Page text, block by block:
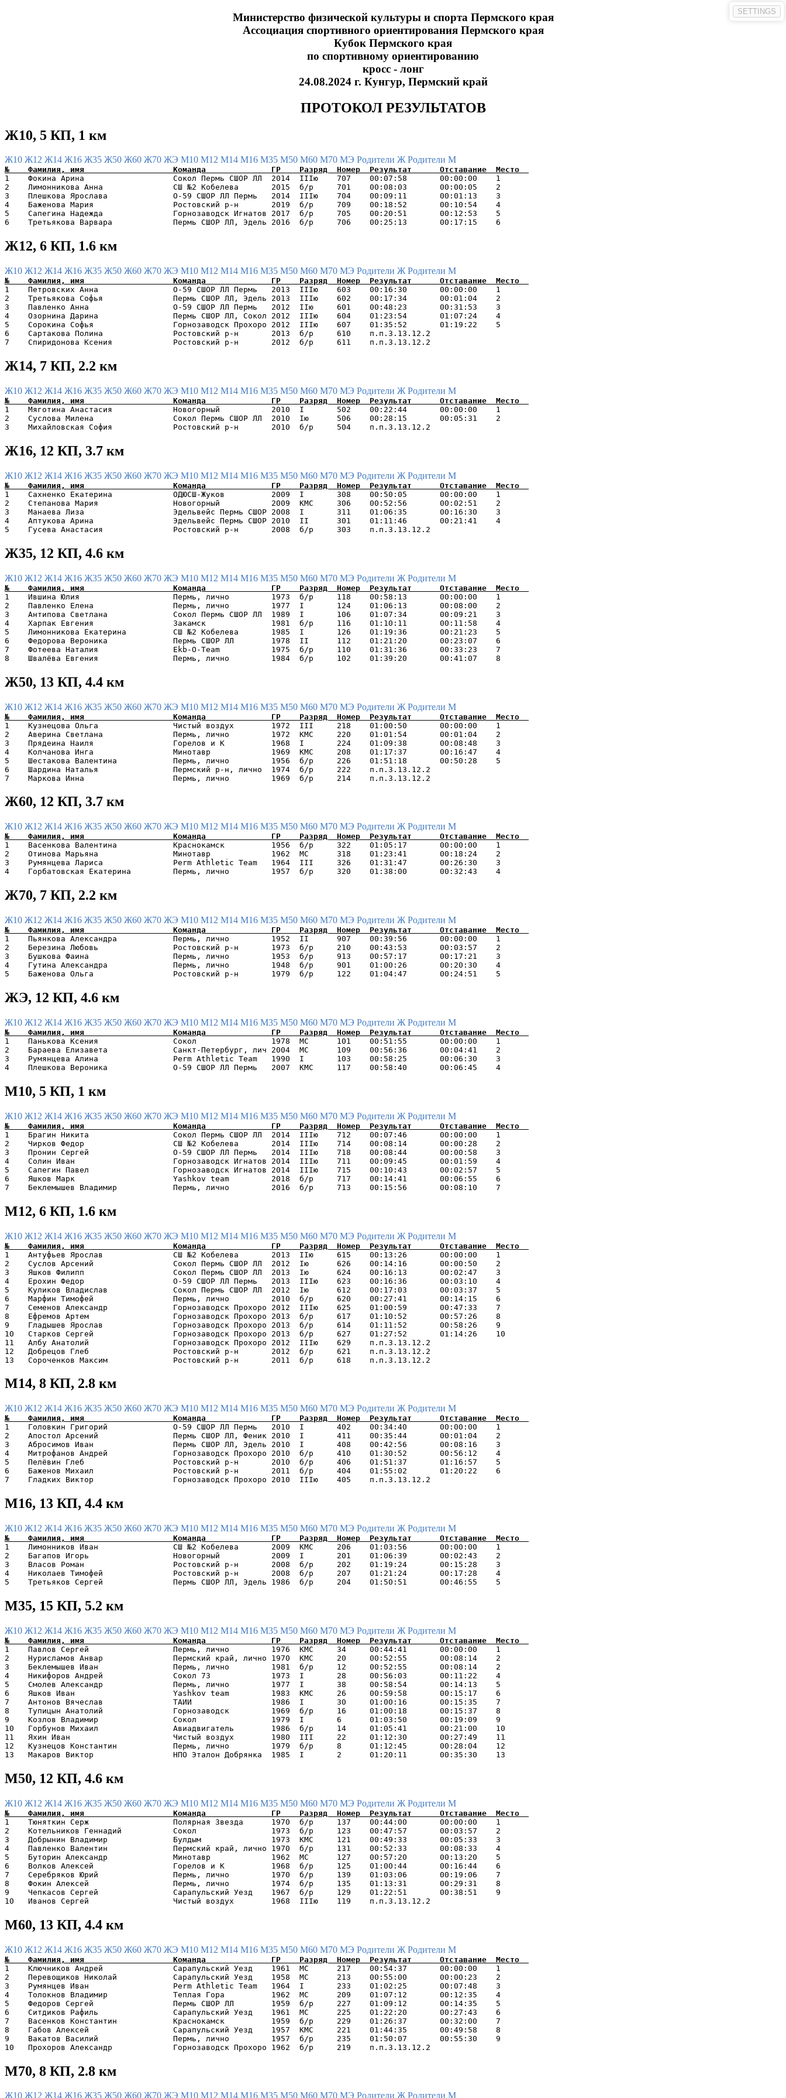
Министерство физической культуры и спорта Пермского края
Ассоциация спортивного ориентирования Пермского края
Кубок Пермского края
по спортивному ориентированию
кросс - лонг
24.08.2024 г. Кунгур, Пермский край
ПРОТОКОЛ РЕЗУЛЬТАТОВ
Ж10, 5 КП, 1 км
Ж10 Ж12 Ж14 Ж16 Ж35 Ж50 Ж60 Ж70 ЖЭ М10 М12 М14 М16 М35 М50 М60 М70 МЭ Родители ЖРодители М
1    Фокина Арина                   Сокол Пермь СШОР ЛЛ  2014  IIIю    707    00:07:58       00:00:00    1
2    Лимонникова Анна               СШ №2 Кобелева       2015  б/р     701    00:08:03       00:00:05    2
3    Плешкова Ярослава              O-59 СШОР ЛЛ Пермь   2014  IIIю    704    00:09:11       00:01:13    3
4    Баженова Мария                 Ростовский р-н       2019  б/р     709    00:18:52       00:10:54    4
5    Сапегина Надежда               Горнозаводск Игнатов 2017  б/р     705    00:20:51       00:12:53    5
Ж12, 6 КП, 1.6 км
Ж10 Ж12 Ж14 Ж16 Ж35 Ж50 Ж60 Ж70 ЖЭ М10 М12 М14 М16 М35 М50 М60 М70 МЭ Родители Ж Родители М
1    Петровских Анна                O-59 СШОР ЛЛ Пермь   2013  IIIю    603    00:16:30       00:00:00    1
2    Третьякова Софья               Пермь СШОР ЛЛ, Эдель 2013  IIIю    602    00:17:34       00:01:04    2
3    Павленко Анна                  O-59 СШОР ЛЛ Пермь   2012  IIю     601    00:48:23       00:31:53    3
4    Озорнина Дарина                Пермь СШОР ЛЛ, Сокол 2012  IIIю    604    01:23:54       01:07:24    4
5    Сорокина Софья                 Горнозаводск Прохоро 2012  IIIю    607    01:35:52       01:19:22    5
6    Сартакова Полина               Ростовский р-н       2013  б/р     610    п.п.3.13.12.2
Ж14, 7 КП, 2.2 км
Ж10 Ж12 Ж14 Ж16 Ж35 Ж50 Ж60 Ж70 ЖЭ М10 М12 М14 М16 М35 М50 М60 М70 МЭ Родители Ж Родители М
1    Мяготина Анастасия             Новогорный           2010  I       502    00:22:44       00:00:00    1
2    Суслова Милена                 Сокол Пермь СШОР ЛЛ  2010  Iю      506    00:28:15       00:05:31    2
Ж16, 12 КП, 3.7 км
Ж10 Ж12 Ж14 Ж16 Ж35 Ж50 Ж60 Ж70 ЖЭ М10 М12 М14 М16 М35 М50 М60 М70 МЭ Родители Ж Родители М
1    Сахненко Екатерина             ОДЮСШ-Жуков          2009  I       308    00:50:05       00:00:00    1
2    Степанова Мария                Новогорный           2009  КМС     306    00:52:56       00:02:51    2
3    Манаева Лиза                   Эдельвейс Пермь СШОР 2008  I       311    01:06:35       00:16:30    3
4    Аптукова Арина                 Эдельвейс Пермь СШОР 2010  II      301    01:11:46       00:21:41    4
Ж35, 12 КП, 4.6 км
Ж10 Ж12 Ж14 Ж16 Ж35 Ж50 Ж60 Ж70 ЖЭ М10 М12 М14 М16 М35 М50 М60 М70 МЭ Родители Ж Родители М
1    Ившина Юлия                    Пермь, лично         1973  б/р     118    00:58:13       00:00:00    1
2    Павленко Елена                 Пермь, лично         1977  I       124    01:06:13       00:08:00    2
3    Антипова Светлана              Сокол Пермь СШОР ЛЛ  1989  I       106    01:07:34       00:09:21    3
4    Харпак Евгения                 Закамск              1981  б/р     116    01:10:11       00:11:58    4
5    Лимонникова Екатерина          СШ №2 Кобелева       1985  I       126    01:19:36       00:21:23    5
6    Федорова Вероника              Пермь СШОР ЛЛ        1978  II      112    01:21:20       00:23:07    6
7    Фотеева Наталия                Ekb-O-Team           1975  б/р     110    01:31:36       00:33:23    7
Ж50, 13 КП, 4.4 км
Ж10 Ж12 Ж14 Ж16 Ж35 Ж50 Ж60 Ж70 ЖЭ М10 М12 М14 М16 М35 М50 М60 М70 МЭ Родители Ж Родители М
1    Кузнецова Ольга                Чистый воздух        1972  III     218    01:00:50       00:00:00    1
2    Аверина Светлана               Пермь, лично         1972  КМС     220    01:01:54       00:01:04    2
3    Прядеина Наиля                 Горелов и К          1968  I       224    01:09:38       00:08:48    3
4    Колчанова Инга                 Минотавр             1969  КМС     208    01:17:37       00:16:47    4
5    Шестакова Валентина            Пермь, лично         1956  б/р     226    01:51:18       00:50:28    5
6    Шардина Наталья                Пермский р-н, лично  1974  б/р     222    п.п.3.13.12.2
Ж60, 12 КП, 3.7 км
Ж10 Ж12 Ж14 Ж16 Ж35 Ж50 Ж60 Ж70 ЖЭ М10 М12 М14 М16 М35 М50 М60 М70 МЭ Родители Ж Родители М
1    Васенкова Валентина            Краснокамск          1956  б/р     322    01:05:17       00:00:00    1
2    Отинова Марьяна                Минотавр             1962  МС      318    01:23:41       00:18:24    2
3    Румянцева Лариса               Perm Athletic Team   1964  III     326    01:31:47       00:26:30    3
Ж70, 7 КП, 2.2 км
Ж10 Ж12 Ж14 Ж16 Ж35 Ж50 Ж60 Ж70 ЖЭ М10 М12 М14 М16 М35 М50 М60 М70 МЭ Родители Ж Родители М
1    Пьянкова Александра            Пермь, лично         1952  II      907    00:39:56       00:00:00    1
2    Березина Любовь                Ростовский р-н       1973  б/р     210    00:43:53       00:03:57    2
3    Бушкова Фаина                  Пермь, лично         1953  б/р     913    00:57:17       00:17:21    3
4    Гутина Александра              Пермь, лично         1948  б/р     901    01:00:26       00:20:30    4
ЖЭ, 12 КП, 4.6 км
Ж10 Ж12 Ж14 Ж16 Ж35 Ж50 Ж60 Ж70 ЖЭ М10 М12 М14 М16 М35 М50 М60 М70 МЭ Родители Ж Родители М
1    Панькова Ксения                Сокол                1978  МС      101    00:51:55       00:00:00    1
2    Бараева Елизавета              Санкт-Петербург, лич 2004  МС      109    00:56:36       00:04:41    2
3    Румянцева Алина                Perm Athletic Team   1990  I       103    00:58:25       00:06:30    3
М10, 5 КП, 1 км
Ж10 Ж12 Ж14 Ж16 Ж35 Ж50 Ж60 Ж70 ЖЭ М10 М12 М14 М16 М35 М50 М60 М70 МЭ Родители Ж Родители М
1    Брагин Никита                  Сокол Пермь СШОР ЛЛ  2014  IIIю    712    00:07:46       00:00:00    1
2    Чирков Федор                   СШ №2 Кобелева       2014  IIIю    714    00:08:14       00:00:28    2
3    Пронин Сергей                  O-59 СШОР ЛЛ Пермь   2014  IIIю    718    00:08:44       00:00:58    3
4    Солин Иван                     Горнозаводск Игнатов 2014  IIIю    711    00:09:45       00:01:59    4
5    Сапегин Павел                  Горнозаводск Игнатов 2014  IIIю    715    00:10:43       00:02:57    5
6    Яшков Марк                     Yashkov team         2018  б/р     717    00:14:41       00:06:55    6
М12, 6 КП, 1.6 км
Ж10 Ж12 Ж14 Ж16 Ж35 Ж50 Ж60 Ж70 ЖЭ М10 М12 М14 М16 М35 М50 М60 М70 МЭ Родители Ж Родители М
1    Антуфьев Ярослав               СШ №2 Кобелева       2013  IIю     615    00:13:26       00:00:00    1
2    Суслов Арсений                 Сокол Пермь СШОР ЛЛ  2012  Iю      626    00:14:16       00:00:50    2
3    Яшков Филипп                   Сокол Пермь СШОР ЛЛ  2013  Iю      624    00:16:13       00:02:47    3
4    Ерохин Федор                   O-59 СШОР ЛЛ Пермь   2013  IIIю    623    00:16:36       00:03:10    4
5    Куликов Владислав              Сокол Пермь СШОР ЛЛ  2012  Iю      612    00:17:03       00:03:37    5
6    Марфин Тимофей                 Пермь, лично         2010  б/р     620    00:27:41       00:14:15    6
7    Семенов Александр              Горнозаводск Прохоро 2012  IIIю    625    01:00:59       00:47:33    7
8    Ефремов Артем                  Горнозаводск Прохоро 2013  б/р     617    01:10:52       00:57:26    8
9    Гладышев Ярослав               Горнозаводск Прохоро 2013  б/р     614    01:11:52       00:58:26    9
10   Старков Сергей                 Горнозаводск Прохоро 2013  б/р     627    01:27:52       01:14:26    10
11   Албу Анатолий                  Горнозаводск Прохоро 2012  IIIю    629    п.п.3.13.12.2
12   Добрецов Глеб                  Ростовский р-н       2012  б/р     621    п.п.3.13.12.2
М14, 8 КП, 2.8 км
Ж10 Ж12 Ж14 Ж16 Ж35 Ж50 Ж60 Ж70 ЖЭ М10 М12 М14 М16 М35 М50 М60 М70 МЭ Родители Ж Родители М
1    Головкин Григорий              O-59 СШОР ЛЛ Пермь   2010  I       402    00:34:40       00:00:00    1
2    Апостол Арсений                Пермь СШОР ЛЛ, Феник 2010  I       411    00:35:44       00:01:04    2
3    Абросимов Иван                 Пермь СШОР ЛЛ, Эдель 2010  I       408    00:42:56       00:08:16    3
4    Митрофанов Андрей              Горнозаводск Прохоро 2010  б/р     410    01:30:52       00:56:12    4
5    Пелёвин Глеб                   Ростовский р-н       2010  б/р     406    01:51:37       01:16:57    5
6    Баженов Михаил                 Ростовский р-н       2011  б/р     404    01:55:02       01:20:22    6
М16, 13 КП, 4.4 км
Ж10 Ж12 Ж14 Ж16 Ж35 Ж50 Ж60 Ж70 ЖЭ М10 М12 М14 М16 М35 М50 М60 М70 МЭ Родители Ж Родители М
1    Лимонников Иван                СШ №2 Кобелева       2009  КМС     206    01:03:56       00:00:00    1
2    Багапов Игорь                  Новогорный           2009  I       201    01:06:39       00:02:43    2
3    Власов Роман                   Ростовский р-н       2008  б/р     202    01:19:24       00:15:28    3
4    Николаев Тимофей               Ростовский р-н       2008  б/р     207    01:21:24       00:17:28    4
М35, 15 КП, 5.2 км
Ж10 Ж12 Ж14 Ж16 Ж35 Ж50 Ж60 Ж70 ЖЭ М10 М12 М14 М16 М35 М50 М60 М70 МЭ Родители Ж Родители М
1    Павлов Сергей                  Пермь, лично         1976  КМС     34     00:44:41       00:00:00    1
2    Нурисламов Анвар               Пермский край, лично 1970  КМС     20     00:52:55       00:08:14    2
3    Беклемышев Иван                Пермь, лично         1981  б/р     12     00:52:55       00:08:14    2
4    Никифоров Андрей               Сокол 73             1973  I       28     00:56:03       00:11:22    4
5    Смолев Александр               Пермь, лично         1977  I       38     00:58:54       00:14:13    5
6    Яшков Иван                     Yashkov team         1983  КМС     26     00:59:58       00:15:17    6
7    Антонов Вячеслав               ТАИИ                 1986  I       30     01:00:16       00:15:35    7
8    Тупицын Анатолий               Горнозаводск         1969  б/р     16     01:00:18       00:15:37    8
9    Козлов Владимир                Сокол                1979  I       6      01:03:50       00:19:09    9
10   Горбунов Михаил                Авиадвигатель        1986  б/р     14     01:05:41       00:21:00    10
11   Яхин Иван                      Чистый воздух        1980  III     22     01:12:30       00:27:49    11
12   Кузнецов Константин            Пермь, лично         1979  б/р     8      01:12:45       00:28:04    12
М50, 12 КП, 4.6 км
Ж10 Ж12 Ж14 Ж16 Ж35 Ж50 Ж60 Ж70 ЖЭ М10 М12 М14 М16 М35 М50 М60 М70 МЭ Родители Ж Родители М
1    Тюняткин Серж                  Полярная Звезда      1970  б/р     137    00:44:00       00:00:00    1
2    Котельников Геннадий           Сокол                1973  б/р     123    00:47:57       00:03:57    2
3    Добрынин Владимир              Булдым               1973  КМС     121    00:49:33       00:05:33    3
4    Павленко Валентин              Пермский край, лично 1970  б/р     131    00:52:33       00:08:33    4
5    Буторин Александр              Минотавр             1962  МС      127    00:57:20       00:13:20    5
6    Волков Алексей                 Горелов и К          1968  б/р     125    01:00:44       00:16:44    6
7    Серебряков Юрий                Пермь, лично         1970  б/р     139    01:03:06       00:19:06    7
8    Фокин Алексей                  Пермь, лично         1974  б/р     135    01:13:31       00:29:31    8
9    Чепкасов Сергей                Сарапульский Уезд    1967  б/р     129    01:22:51       00:38:51    9
М60, 13 КП, 4.4 км
Ж10 Ж12 Ж14 Ж16 Ж35 Ж50 Ж60 Ж70 ЖЭ М10 М12 М14 М16 М35 М50 М60 М70 МЭ Родители Ж Родители М
1    Ключников Андрей               Сарапульский Уезд    1961  МС      217    00:54:37       00:00:00    1
2    Перевощиков Николай            Сарапульский Уезд    1958  МС      213    00:55:00       00:00:23    2
3    Румянцев Иван                  Perm Athletic Team   1964  I       233    01:02:25       00:07:48    3
4    Толокнов Владимир              Теплая Гора          1962  МС      209    01:07:12       00:12:35    4
5    Федоров Сергей                 Пермь СШОР ЛЛ        1959  б/р     227    01:09:12       00:14:35    5
6    Ситдиков Рафиль                Сарапульский Уезд    1961  МС      225    01:22:20       00:27:43    6
7    Васенков Константин            Краснокамск          1959  б/р     229    01:26:37       00:32:00    7
8    Габов Алексей                  Сарапульский Уезд    1957  КМС     221    01:44:35       00:49:58    8
9    Вакатов Василий                Пермь, лично         1957  б/р     235    01:50:07       00:55:30    9
М70, 8 КП, 2.8 км
Ж10 Ж12 Ж14 Ж16 Ж35 Ж50 Ж60 Ж70 ЖЭ М10 М12 М14 М16 М35 М50 М60 М70 МЭ Родители Ж Родители М
SETTINGS